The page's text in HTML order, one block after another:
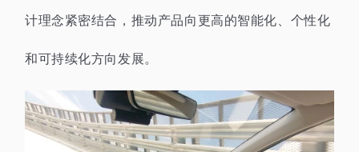
计理念紧密结合，推动产品向更高的智能化、个性化
和可持续化方向发展。